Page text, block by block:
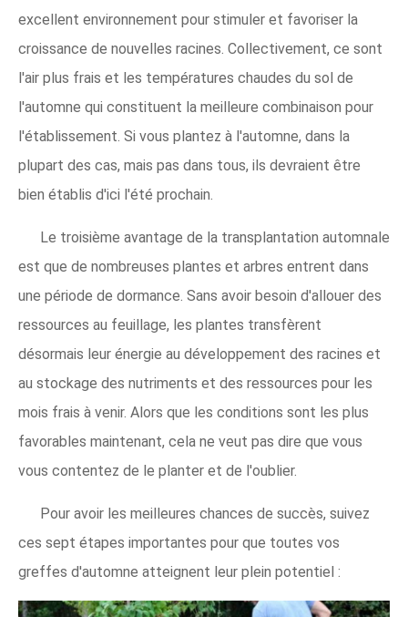
excellent environnement pour stimuler et favoriser la
croissance de nouvelles racines. Collectivement, ce sont
l'air plus frais et les températures chaudes du sol de
l'automne qui constituent la meilleure combinaison pour
l'établissement. Si vous plantez à l'automne, dans la
plupart des cas, mais pas dans tous, ils devraient être
bien établis d'ici l'été prochain.
Le troisième avantage de la transplantation automnale
est que de nombreuses plantes et arbres entrent dans
une période de dormance. Sans avoir besoin d'allouer des
ressources au feuillage, les plantes transfèrent
désormais leur énergie au développement des racines et
au stockage des nutriments et des ressources pour les
mois frais à venir. Alors que les conditions sont les plus
favorables maintenant, cela ne veut pas dire que vous
vous contentez de le planter et de l'oublier.
Pour avoir les meilleures chances de succès, suivez
ces sept étapes importantes pour que toutes vos
greffes d'automne atteignent leur plein potentiel :